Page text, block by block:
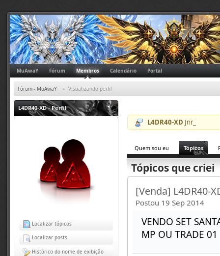
MuAwaY Fórum Membros Calendário Portal
Fórum - MuAwaY » Visualizando perfil
L4DR40-XD- Perfil
Localizar tópicos
Localizar posts
Histórico do nome de exibição
L4DR40-XD Jnr_
Quem sou eu Tópicos
Tópicos que criei
[Venda] L4DR40-
Postou 19 Sep 2014
VENDO SET
MP OU TRADE